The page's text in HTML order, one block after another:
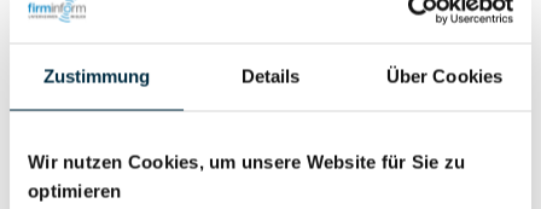
Zustimmung Details Über Cookies
Wir nutzen Cookies, um unsere Website für Sie zu
optimieren
Berechtigter